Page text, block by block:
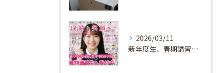
2026/03/11
新年度生、春期講習生 受付中！